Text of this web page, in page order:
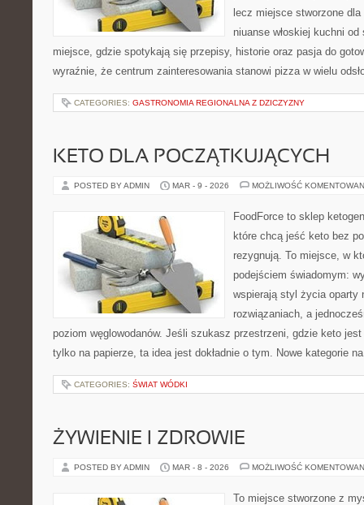
lecz miejsce stworzone
niuanse włoskiej kuchni
miejsce, gdzie spotykają się przepisy, historie oraz pasja do
wyraźnie, że centrum zainteresowania stanowi pizza w wielu
CATEGORIES: GASTRONOMIA REGIONALNA Z DZICZYZNY
KETO DLA POCZĄTKUJĄCYCH
POSTED BY ADMIN MAR - 9 - 2026 MOŻLIWOŚĆ
FoodForce to sklep
które chcą jeść keto bez
rezygnują. To miejsce, w
podejściem świadomym:
wspierają styl życia oparty
rozwiązaniach, a
poziom węglowodanów. Jeśli szukasz przestrzeni, gdzie keto
tylko na papierze, ta idea jest dokładnie o tym. Nowe kategorie
CATEGORIES: ŚWIAT WÓDKI
ŻYWIENIE I ZDROWIE
POSTED BY ADMIN MAR - 8 - 2026 MOŻLIWOŚĆ
To miejsce stworzone z